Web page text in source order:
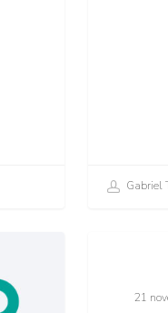
Gabriel
Nouvelle
21